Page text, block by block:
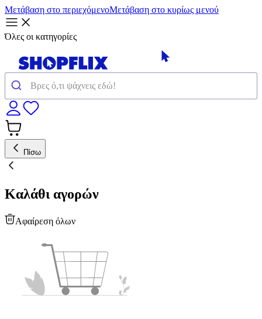
Μετάβαση στο περιεχόμενοΜετάβαση στο κυρίως μενού
Όλες οι κατηγορίες
Πίσω
Καλάθι αγορών
Αφαίρεση όλων